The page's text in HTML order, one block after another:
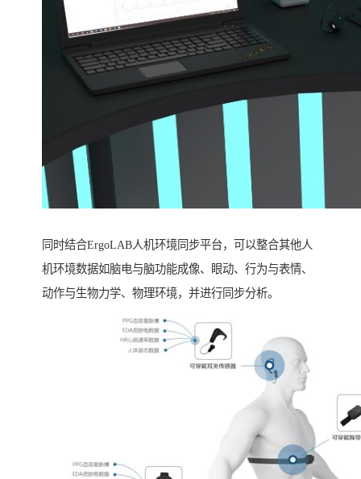
同时结合ErgoLAB人机环境同步平台，可以整合其他人
机环境数据如脑电与脑功能成像、眼动、行为与表情、
动作与生物力学、物理环境，并进行同步分析。